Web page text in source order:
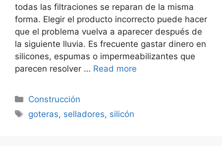
todas las filtraciones se reparan de la misma
forma. Elegir el producto incorrecto puede hacer
que el problema vuelva a aparecer después de
la siguiente lluvia. Es frecuente gastar dinero en
silicones, espumas o impermeabilizantes que
parecen resolver … Read more
Categorías
Construcción
Etiquetas
goteras, selladores, silicón